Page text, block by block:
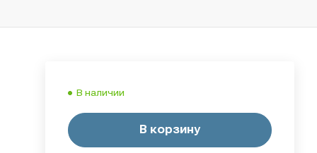
В наличии
В корзину